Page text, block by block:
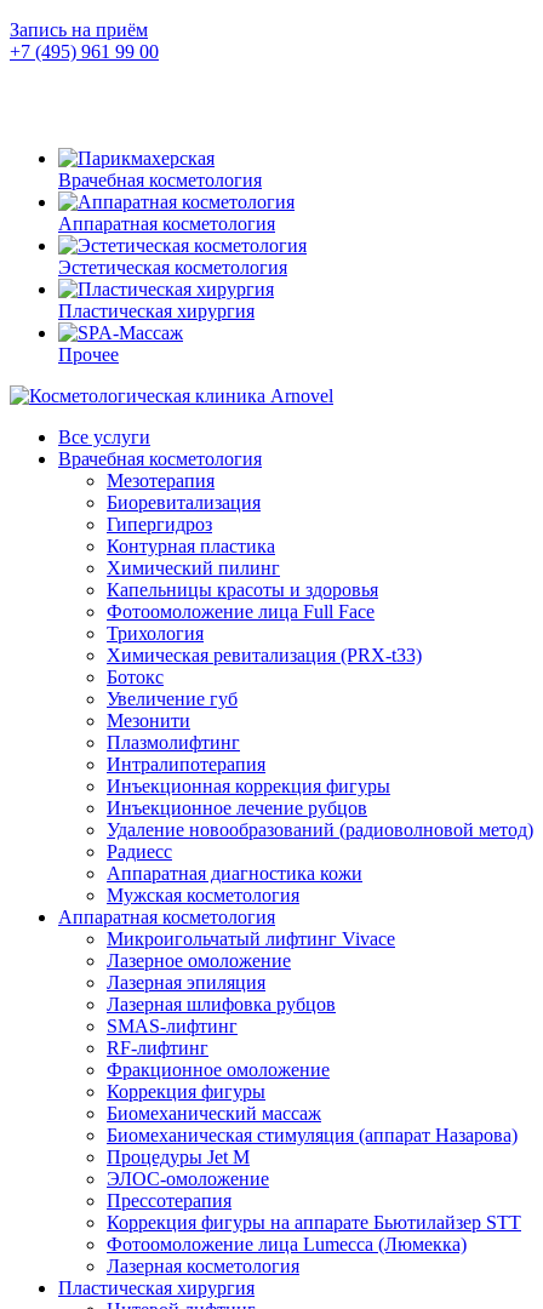
Запись на приём
+7 (495) 961 99 00
Врачебная косметология
Аппаратная косметология
Эстетическая косметология
Пластическая хирургия
Прочее
Все услуги
Врачебная косметология
Мезотерапия
Биоревитализация
Гипергидроз
Контурная пластика
Химический пилинг
Капельницы красоты и здоровья
Фотоомоложение лица Full Face
Трихология
Химическая ревитализация (PRX-t33)
Ботокс
Увеличение губ
Мезонити
Плазмолифтинг
Интралипотерапия
Инъекционная коррекция фигуры
Инъекционное лечение рубцов
Удаление новообразований (радиоволновой метод)
Радиесс
Аппаратная диагностика кожи
Мужская косметология
Аппаратная косметология
Микроигольчатый лифтинг Vivace
Лазерное омоложение
Лазерная эпиляция
Лазерная шлифовка рубцов
SMAS-лифтинг
RF-лифтинг
Фракционное омоложение
Коррекция фигуры
Биомеханический массаж
Биомеханическая стимуляция (аппарат Назарова)
Процедуры Jet M
ЭЛОС-омоложение
Прессотерапия
Коррекция фигуры на аппарате Бьютилайзер STT
Фотоомоложение лица Lumecca (Люмекка)
Лазерная косметология
Пластическая хирургия